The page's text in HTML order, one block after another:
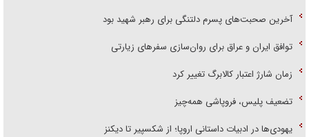
آخرین صحبت‌های پسرم دلتنگی برای رهبر شهید بود
توافق ایران و عراق برای روان‌سازی سفر‌های زیارتی
زمان شارژ اعتبار کالابرگ تغییر کرد
تضعیف پلیس، فروپاشی همه‌چیز
یهودی‌ها در ادبیات داستانی اروپا؛ از شکسپیر تا دیکنز